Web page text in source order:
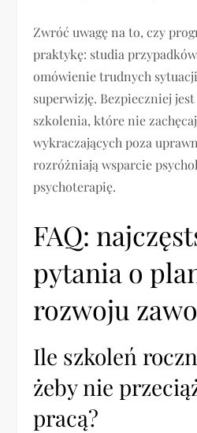
Zwróć uwagę na to, czy
praktykę: studia
omówienie trudnych
superwizję. Bezpieczniej
szkolenia, które nie
wykraczających poza
rozróżniają wsparcie
psychoterapię.
FAQ:
pytania o
rozwoju
Ile szkoleń
żeby nie
pracą?